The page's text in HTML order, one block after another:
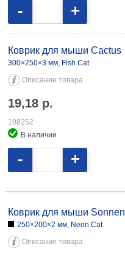
- +
Коврик для мыши Cactus
300×250×3 мм, Fish Cat
Описание товара
19,18 р.
108252
В наличии
- +
Коврик для мыши Sonnen
250×200×2 мм, Neon Cat
Описание товара